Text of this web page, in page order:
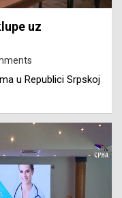
uz
u Republici Srpskoj